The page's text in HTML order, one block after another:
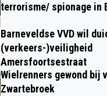
terrorisme/ spionage in
Barneveldse VVD wil
(verkeers-)veiligheid
Amersfoortsestraat
Wielrenners gewond bij
Zwartebroek